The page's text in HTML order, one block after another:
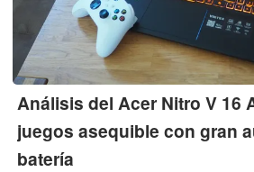
Análisis del Acer Nitro V 16
juegos asequible con gran
batería